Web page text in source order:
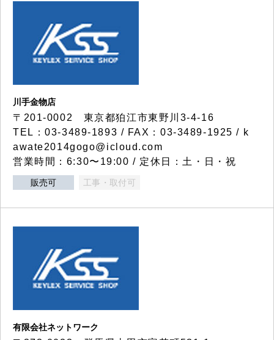
川手金物店
〒201-0002 東京都狛江市東野川3-4-16
TEL：03-3489-1893 / FAX：03-3489-1925 / k
awate2014gogo@icloud.com
営業時間：6:30〜19:00 / 定休日：土・日・祝
販売可 工事・取付可
有限会社ネットワーク